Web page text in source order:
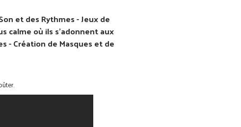
et des Rythmes - Jeux de
calme où ils s'adonnent aux
- Création de Masques et de